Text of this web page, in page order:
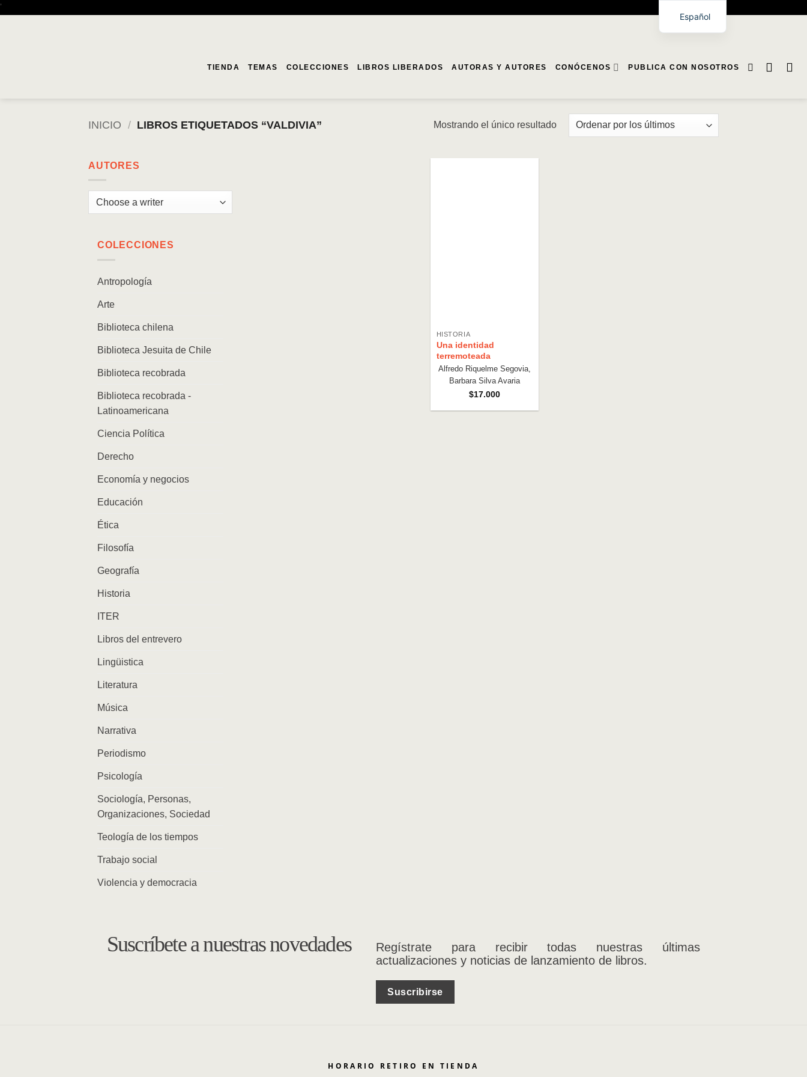
'
TIENDA TEMAS COLECCIONES LIBROS LIBERADOS AUTORAS Y AUTORES CONÓCENOS PUBLICA CON NOSOTROS
INICIO / LIBROS ETIQUETADOS “VALDIVIA” Mostrando el único resultado
AUTORES
COLECCIONES
Antropología
Arte
Biblioteca chilena
Biblioteca Jesuita de Chile
Biblioteca recobrada
Biblioteca recobrada -
Latinoamericana
Ciencia Política
Derecho
Economía y negocios
Educación
Ética
Filosofía
Geografía
Historia
ITER
Libros del entrevero
Lingüistica
Literatura
Música
Narrativa
Periodismo
Psicología
Sociología, Personas,
Organizaciones, Sociedad
Teología de los tiempos
Trabajo social
Violencia y democracia
HISTORIA
Una identidad
terremoteada
Alfredo Riquelme Segovia,
Barbara Silva Avaria
$17.000
Suscríbete a nuestras novedades
Regístrate para recibir todas nuestras últimas
actualizaciones y noticias de lanzamiento de libros.
Suscribirse
HORARIO RETIRO EN TIENDA
Español